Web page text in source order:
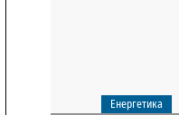
Енергетика